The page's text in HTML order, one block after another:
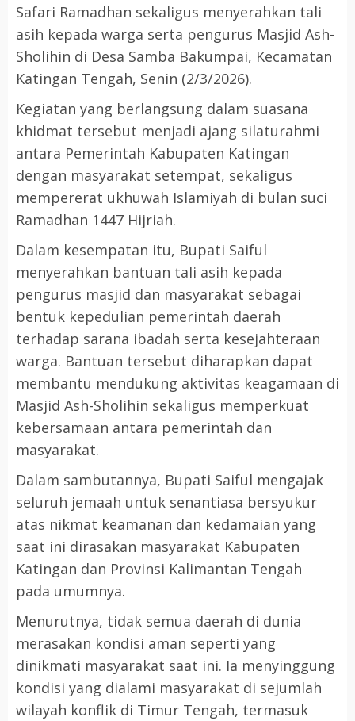
Safari Ramadhan sekaligus menyerahkan tali
asih kepada warga serta pengurus Masjid Ash-
Sholihin di Desa Samba Bakumpai, Kecamatan
Katingan Tengah, Senin (2/3/2026).
Kegiatan yang berlangsung dalam suasana
khidmat tersebut menjadi ajang silaturahmi
antara Pemerintah Kabupaten Katingan
dengan masyarakat setempat, sekaligus
mempererat ukhuwah Islamiyah di bulan suci
Ramadhan 1447 Hijriah.
Dalam kesempatan itu, Bupati Saiful
menyerahkan bantuan tali asih kepada
pengurus masjid dan masyarakat sebagai
bentuk kepedulian pemerintah daerah
terhadap sarana ibadah serta kesejahteraan
warga. Bantuan tersebut diharapkan dapat
membantu mendukung aktivitas keagamaan di
Masjid Ash-Sholihin sekaligus memperkuat
kebersamaan antara pemerintah dan
masyarakat.
Dalam sambutannya, Bupati Saiful mengajak
seluruh jemaah untuk senantiasa bersyukur
atas nikmat keamanan dan kedamaian yang
saat ini dirasakan masyarakat Kabupaten
Katingan dan Provinsi Kalimantan Tengah
pada umumnya.
Menurutnya, tidak semua daerah di dunia
merasakan kondisi aman seperti yang
dinikmati masyarakat saat ini. Ia menyinggung
kondisi yang dialami masyarakat di sejumlah
wilayah konflik di Timur Tengah, termasuk